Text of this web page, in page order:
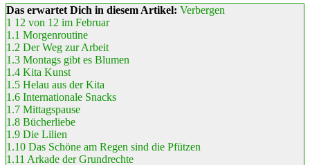
Das erwartet Dich in diesem Artikel: Verbergen
1 12 von 12 im Februar
1.1 Morgenroutine
1.2 Der Weg zur Arbeit
1.3 Montags gibt es Blumen
1.4 Kita Kunst
1.5 Helau aus der Kita
1.6 Internationale Snacks
1.7 Mittagspause
1.8 Bücherliebe
1.9 Die Lilien
1.10 Das Schöne am Regen sind die Pfützen
1.11 Arkade der Grundrechte